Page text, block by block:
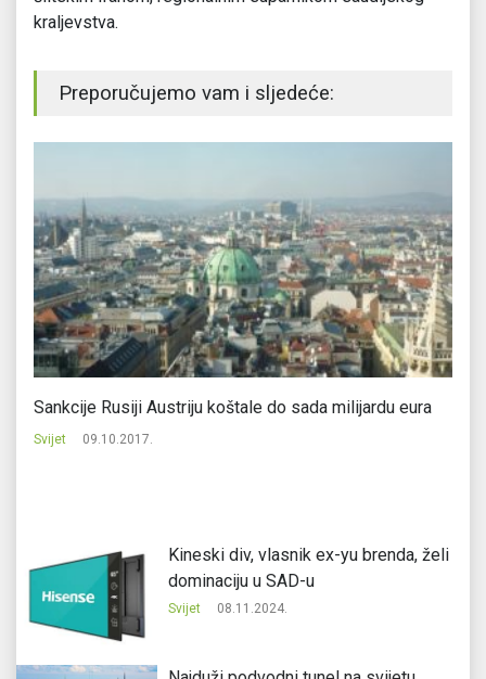
kraljevstva.
Preporučujemo vam i sljedeće:
Sankcije Rusiji Austriju koštale do sada milijardu eura
Svijet 09.10.2017.
Kineski div, vlasnik ex-yu brenda, želi
dominaciju u SAD-u
Svijet 08.11.2024.